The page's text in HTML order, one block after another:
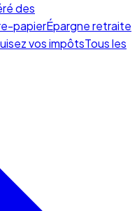
des
papierÉpargne retraite
vos impôtsTous les